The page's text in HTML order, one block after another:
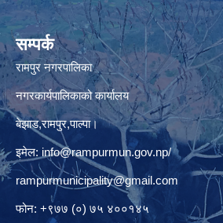
सम्पर्क
रामपुर नगरपालिका
नगरकार्यपालिकाको कार्यालय
बेझाड,रामपुर,पाल्पा।
इमेल: info@rampurmun.gov.np/
rampurmunicipality@gmail.com
फोन: +९७७ (०) ७५ ४००१४५